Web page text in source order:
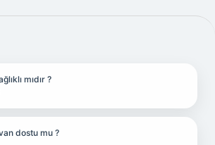
mıdır ?
dostu mu ?